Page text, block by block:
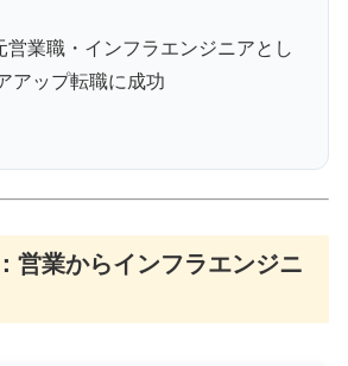
営業職・インフラエンジニアとし
アップ転職に成功
営業からインフラエンジニ